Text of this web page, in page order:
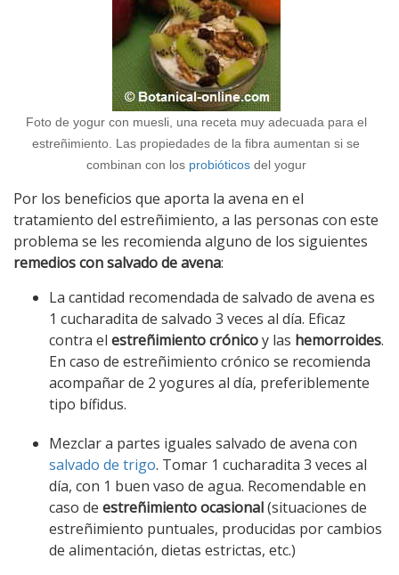
Foto de yogur con muesli, una receta muy adecuada para el
estreñimiento. Las propiedades de la fibra aumentan si se
combinan con los probióticosdel yogur
Por los beneficios que aporta la avena en el
tratamiento del estreñimiento, a las personas con este
problema se les recomienda alguno de los siguientes
remedios con salvado de avena:
La cantidad recomendada de salvado de avena es
1 cucharadita de salvado 3 veces al día. Eficaz
contra el estreñimiento crónicoy las hemorroides.
En caso de estreñimiento crónico se recomienda
acompañar de 2 yogures al día, preferiblemente
tipo bífidus.
Mezclar a partes iguales salvado de avena con
salvado de trigo. Tomar 1 cucharadita 3 veces al
día, con 1 buen vaso de agua. Recomendable en
caso de estreñimiento ocasional(situaciones de
estreñimiento puntuales, producidas por cambios
de alimentación, dietas estrictas, etc.)